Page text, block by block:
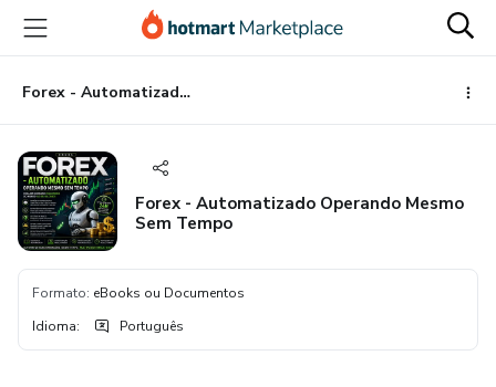
para
conteúdo
principal
para
pagamento
para
rodapé
Forex - Automatizado Operando Mesmo Sem Tempo
Forex - Automatizado Operando Mesmo
Sem Tempo
Formato: eBooks ou Documentos
Idioma: Português